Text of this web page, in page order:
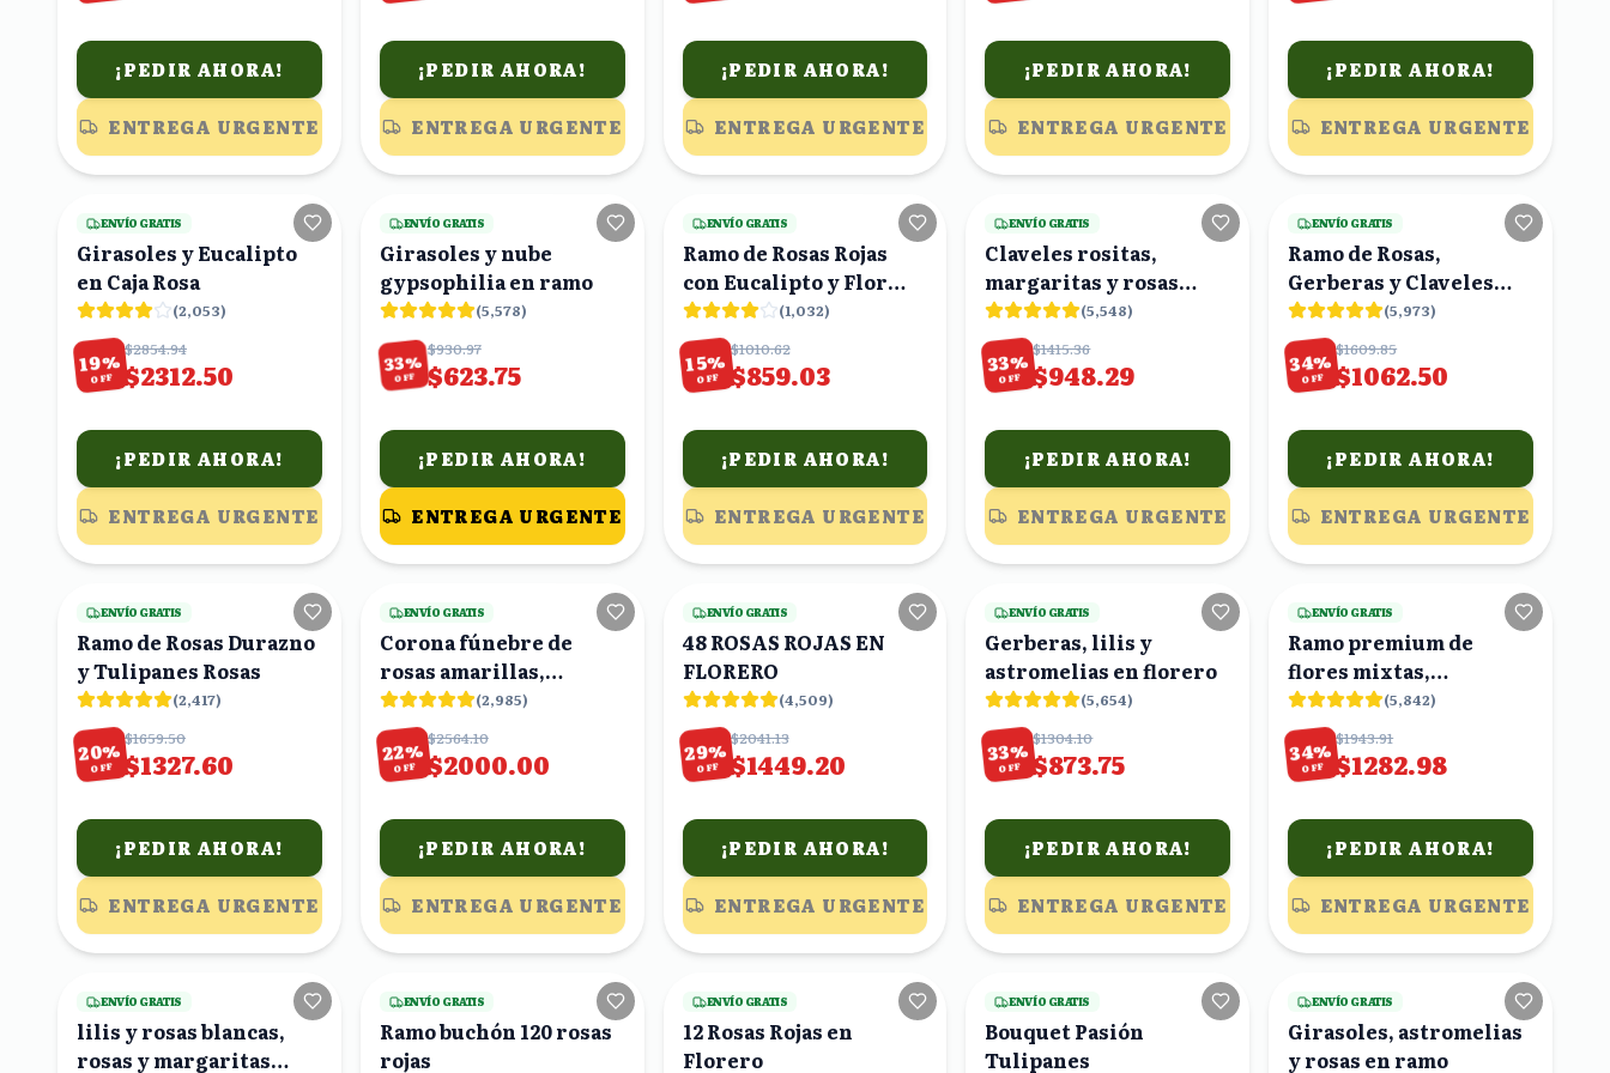
¡PEDIR AHORA!
ENTREGA URGENTE
¡PEDIR AHORA!
ENTREGA URGENTE
¡PEDIR AHORA!
ENTREGA URGENTE
¡PEDIR AHORA!
ENTREGA URGENTE
¡PEDIR AHORA!
ENTREGA URGENTE
5viendo
ENVÍO GRATIS
Girasoles y Eucalipto
en Caja Rosa
(2,053)
19%
OFF
$2854.94
$2312.50
¡PEDIR AHORA!
ENTREGA URGENTE
23viendo
ENVÍO GRATIS
Girasoles y nube
gypsophilia en ramo
(5,578)
33%
OFF
$930.97
$623.75
¡PEDIR AHORA!
ENTREGA URGENTE
3viendo
ENVÍO GRATIS
Ramo de Rosas Rojas
con Eucalipto y Flor
Morada
(1,032)
15%
OFF
$1010.62
$859.03
¡PEDIR AHORA!
ENTREGA URGENTE
22viendo
ENVÍO GRATIS
Claveles rositas,
margaritas y rosas
amarillas en ramo
(5,548)
33%
OFF
$1415.36
$948.29
¡PEDIR AHORA!
ENTREGA URGENTE
24viendo
ENVÍO GRATIS
Ramo de Rosas,
Gerberas y Claveles
Rosas y Naranjas
(5,973)
34%
OFF
$1609.85
$1062.50
¡PEDIR AHORA!
ENTREGA URGENTE
10viendo
ENVÍO GRATIS
Ramo de Rosas Durazno
y Tulipanes Rosas
(2,417)
20%
OFF
$1659.50
$1327.60
¡PEDIR AHORA!
ENTREGA URGENTE
13viendo
ENVÍO GRATIS
Corona fúnebre de
rosas amarillas,
crisantemos blancos y
follaje
(2,985)
22%
OFF
$2564.10
$2000.00
¡PEDIR AHORA!
ENTREGA URGENTE
18viendo
ENVÍO GRATIS
48 ROSAS ROJAS EN
FLORERO
(4,509)
29%
OFF
$2041.13
$1449.20
¡PEDIR AHORA!
ENTREGA URGENTE
25viendo
ENVÍO GRATIS
Gerberas, lilis y
astromelias en florero
(5,654)
33%
OFF
$1304.10
$873.75
¡PEDIR AHORA!
ENTREGA URGENTE
24viendo
ENVÍO GRATIS
Ramo premium de
flores mixtas,
gerberas, rosas,
claveles
(5,842)
34%
OFF
$1943.91
$1282.98
¡PEDIR AHORA!
ENTREGA URGENTE
23viendo
ENVÍO GRATIS
lilis y rosas blancas,
rosas y margaritas
17viendo
ENVÍO GRATIS
Ramo buchón 120 rosas
rojas
23viendo
ENVÍO GRATIS
12 Rosas Rojas en
Florero
19viendo
ENVÍO GRATIS
Bouquet Pasión
Tulipanes
18viendo
ENVÍO GRATIS
Girasoles, astromelias
y rosas en ramo